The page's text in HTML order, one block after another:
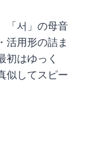
「서」の母音
活用形の詰ま
初はゆっく
似してスピー